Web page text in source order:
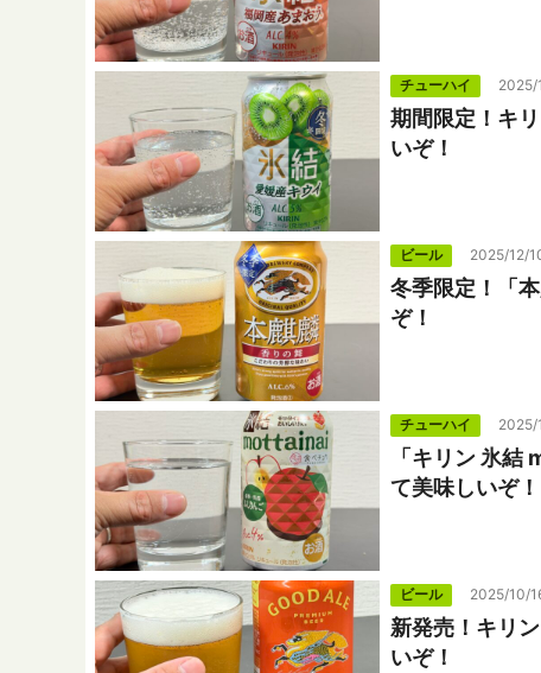
チューハイ 2025/
期間限定！キ
いぞ！
ビール 2025/12/
冬季限定！「
ぞ！
チューハイ 2025/
「キリン 氷
て美味しいぞ！
ビール 2025/10/
新発売！キリ
いぞ！